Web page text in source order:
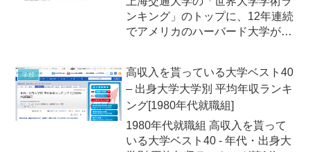
ンキング」のトップに、12年連続
でアメリカのハーバード大学が輝
学学術ランキング」（ARWU：
Academic Ranking of World Uni...
学校
高収入を貰っている大学ベスト40
– 出身大学大学別 平均年収ランキ
ング[1980年代就職組]
1980年代就職組 高収入を貰って
いる大学ベスト40 - 年代・出身大